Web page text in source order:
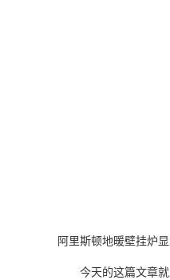
阿里斯顿地暖壁挂炉
今天的这篇文章就